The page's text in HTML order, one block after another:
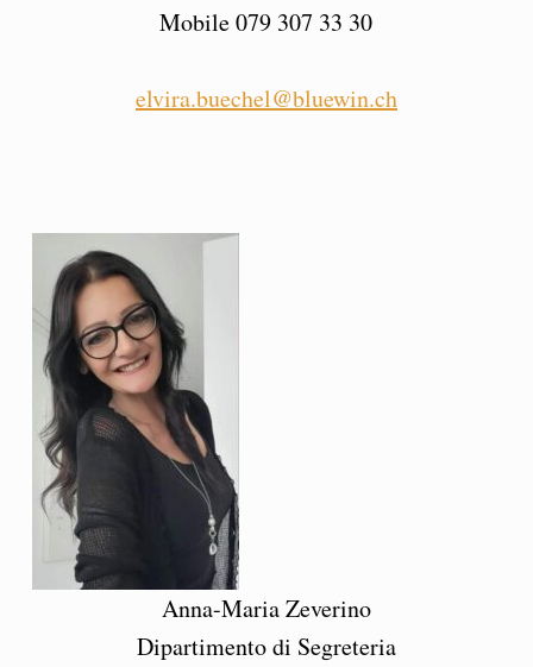
Mobile 079 307 33 30
elvira.buechel@bluewin.ch
Anna-Maria Zeverino
Dipartimento di Segreteria